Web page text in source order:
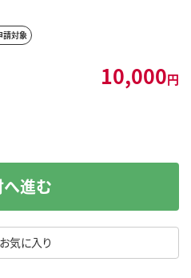
請対象
10,000円
お気に入り
進む